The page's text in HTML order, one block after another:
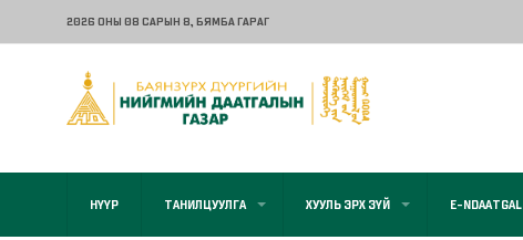
2026 ОНЫ 08 САРЫН 8, БЯМБА ГАРАГ
НҮҮР ТАНИЛЦУУЛГА ХУУЛЬ ЭРХ ЗҮЙ E-NDAATGAL